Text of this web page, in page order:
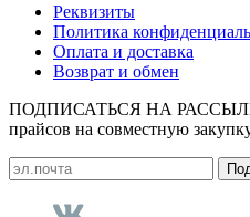
Реквизиты
Политика
Оплата и доставка
Возврат и обмен
ПОДПИСАТЬСЯ НА
прайсов на совместную